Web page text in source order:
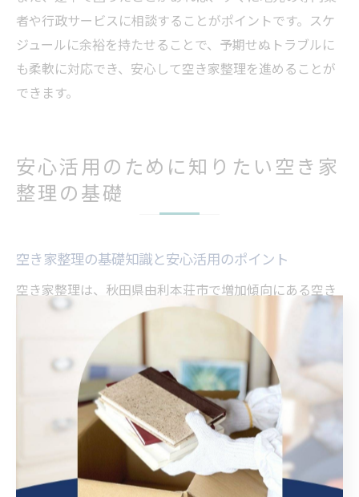
者や行政サービスに相談することがポイントです。スケ
ジュールに余裕を持たせることで、予期せぬトラブルに
も柔軟に対応でき、安心して空き家整理を進めることが
できます。
安心活用のために知りたい空き家
整理の基礎
空き家整理の基礎知識と安心活用のポイント
空き家整理は、秋田県由利本荘市で増加傾向にある空き
家問題への有効な対策のひとつです。放置された空き家
は不用品や遺品が蓄積しやすく、衛生面や近隣とのトラ
ブル、資産価値の低下といったリスクが高まります。そ
のため、早めに整理を進めることが大切です。
具体的には、空き家整理の際には家財の仕分けや不用品
の適切な処分、必要であれば遺品整理も含めた作業が求
められます。由利本荘市では、地域の専門業者や自治体
のサポートを活用することで、効率的かつ安心して進め